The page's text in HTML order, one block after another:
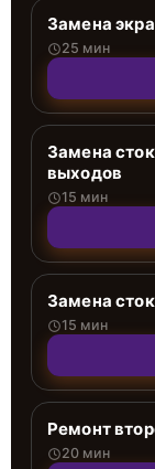
Замена
25 мин
Замена
выходов
15 мин
Замена
15 мин
Ремонт
20 мин